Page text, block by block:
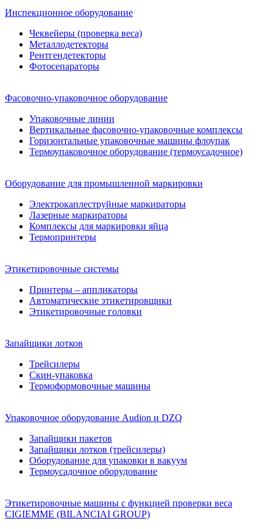
Инспекционное оборудование
Чеквейеры (проверка веса)
Металлодетекторы
Рентгендетекторы
Фотосепараторы
Фасовочно-упаковочное оборудование
Упаковочные линии
Вертикальные фасовочно-упаковочные комплексы
Горизонтальные упаковочные машины флоупак
Термоупаковочное оборудование (термоусадочное)
Оборудование для промышленной маркировки
Электрокаплеструйные маркираторы
Лазерные маркираторы
Комплексы для маркировки яйца
Термопринтеры
Этикетировочные системы
Принтеры – аппликаторы
Автоматические этикетировщики
Этикетировочные головки
Запайщики лотков
Трейсилеры
Скин-упаковка
Термоформовочные машины
Упаковочное оборудование Audion и DZQ
Запайщики пакетов
Запайщики лотков (трейсилеры)
Оборудование для упаковки в вакуум
Термоусадочное оборудование
Этикетировочные машины с функцией проверки веса
CIGIEMME (BILANCIAI GROUP)